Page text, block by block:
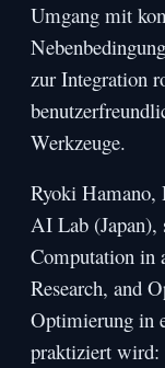
Umgang mit
zur Integration
Werkzeuge.
Ryoki Hamano,
AI Lab (Japan),
Computation in
Research, and
Optimierung in
praktiziert wird: